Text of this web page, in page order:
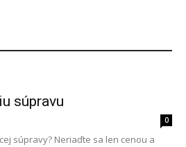
súpravu
0
súpravy? Neriaďte sa len cenou a